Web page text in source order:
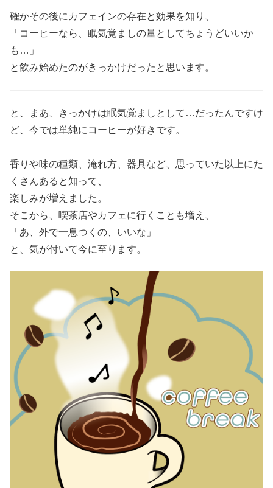
確かその後にカフェインの存在と効果を知り、
「コーヒーなら、眠気覚ましの量としてちょうどいいか
も…」
と飲み始めたのがきっかけだったと思います。
と、まあ、きっかけは眠気覚ましとして…だったんですけ
ど、今では単純にコーヒーが好きです。
香りや味の種類、淹れ方、器具など、思っていた以上にた
くさんあると知って、
楽しみが増えました。
そこから、喫茶店やカフェに行くことも増え、
「あ、外で一息つくの、いいな」
と、気が付いて今に至ります。